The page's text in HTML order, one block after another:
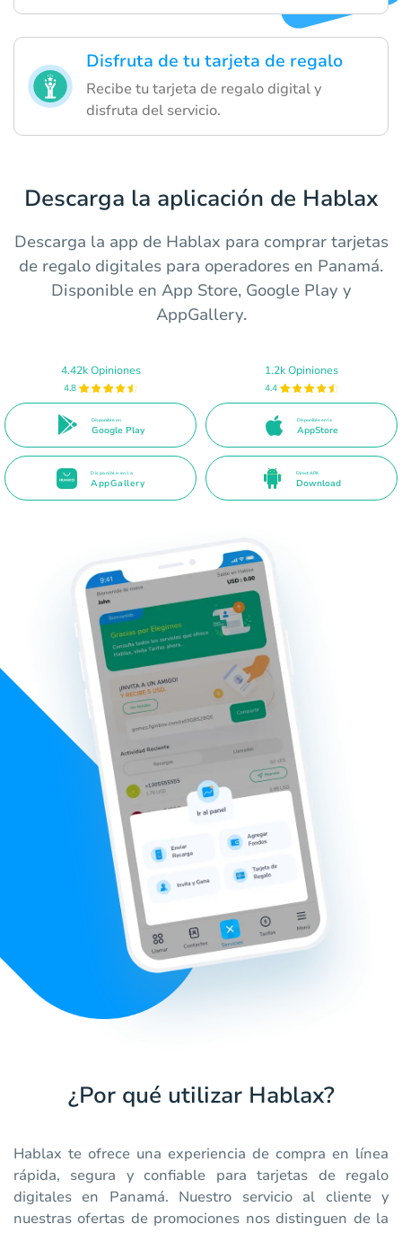
Disfruta de tu tarjeta de regalo
Recibe tu tarjeta de regalo digital y
disfruta del servicio.
Descarga la aplicación de Hablax
Descarga la app de Hablax para comprar tarjetas
de regalo digitales para operadores en Panamá.
Disponible en App Store, Google Play y
AppGallery.
4.42k Opiniones
4.8
Disponible en
Google Play
1.2k Opiniones
4.4
Disponible en la
AppStore
Disponible en la
AppGallery
Direct APK
Download
¿Por qué utilizar Hablax?
Hablax te ofrece una experiencia de compra en línea
rápida, segura y confiable para tarjetas de regalo
digitales en Panamá. Nuestro servicio al cliente y
nuestras ofertas de promociones nos distinguen de la